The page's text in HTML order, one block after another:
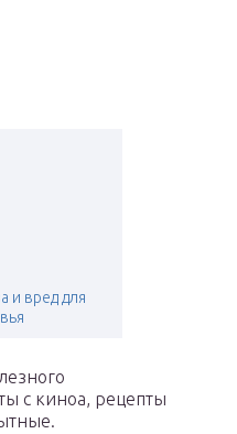
и вред для
с киноа, рецепты